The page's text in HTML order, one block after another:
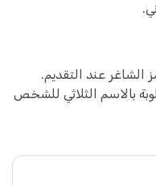
عند التقديم.
بالاسم الثلاثي للشخص